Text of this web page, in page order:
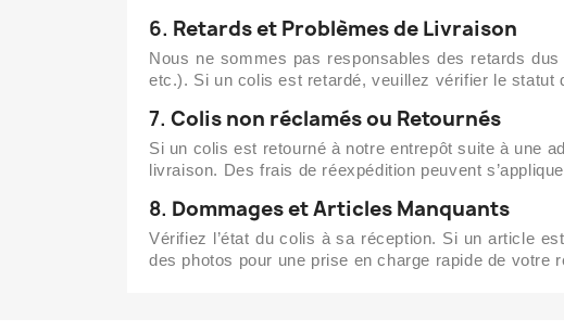
6. Retards et Problèmes de Livraison
Nous ne sommes pas responsables des retards
etc.). Si un colis est retardé, veuillez vérifier le
7. Colis non réclamés ou Retournés
Si un colis est retourné à notre entrepôt suite à une
livraison. Des frais de réexpédition peuvent
8. Dommages et Articles Manquants
Vérifiez l’état du colis à sa réception. Si un article
des photos pour une prise en charge rapide de votre